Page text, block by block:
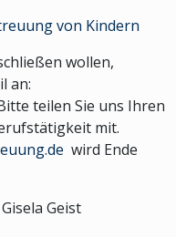
von Kindern
wollen,
an:
teilen Sie uns Ihren
mit.
wird Ende
Geist